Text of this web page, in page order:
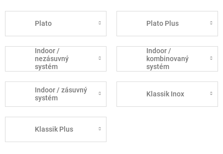
Plato Plato Plus
Indoor /
nezásuvný
systém
Indoor /
kombinovaný
systém
Indoor / zásuvný
systém
Klassik Inox
Klassik Plus